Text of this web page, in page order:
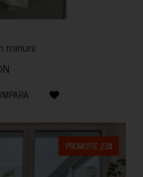
minuni
PROMOTIE 23%